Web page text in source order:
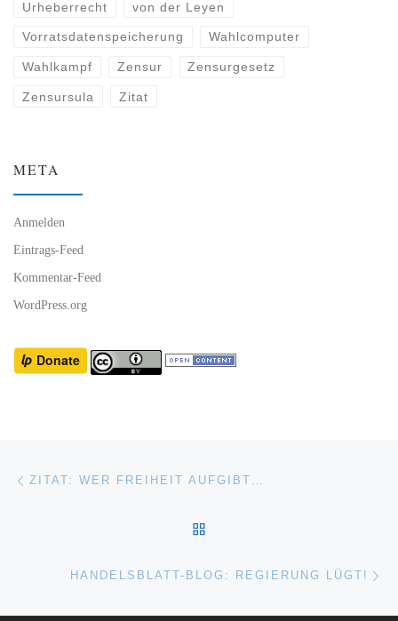
Urheberrecht von der Leyen
Vorratsdatenspeicherung Wahlcomputer
Wahlkampf Zensur Zensurgesetz
Zensursula Zitat
META
Anmelden
Eintrags-Feed
Kommentar-Feed
WordPress.org
Beitragsnavigation
ZITAT: WER FREIHEIT AUFGIBT…
HANDELSBLATT-BLOG: REGIERUNG LÜGT!